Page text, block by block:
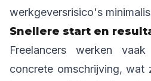
werkgeversrisico's
Snellere start en
Freelancers werken
concrete omschrijving, wat